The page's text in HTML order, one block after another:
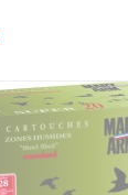
DÉTAIL
DU PRODUIT